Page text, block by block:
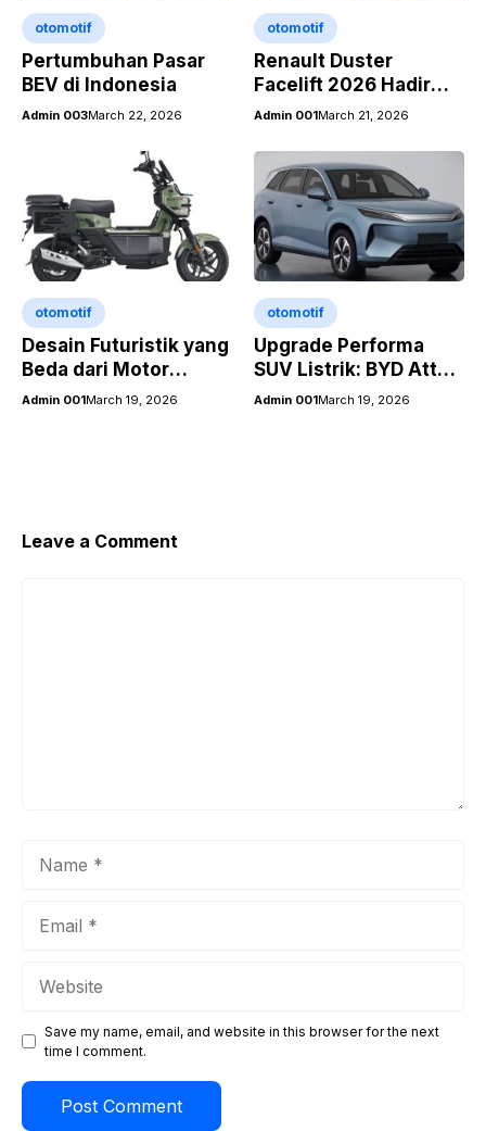
otomotif
Pertumbuhan Pasar
BEV di Indonesia
Admin 003March 22, 2026
otomotif
Renault Duster
Facelift 2026 Hadir
dengan Tampilan
Teknologi Canggih
Admin 001March 21, 2026
otomotif
Desain Futuristik yang
Beda dari Motor
Konvensional
Admin 001March 19, 2026
otomotif
Upgrade Performa
SUV Listrik: BYD Atto
3 Kini Lebih Sporty
Admin 001March 19, 2026
Leave a Comment
Save my name, email, and website in this browser for the next
time I comment.